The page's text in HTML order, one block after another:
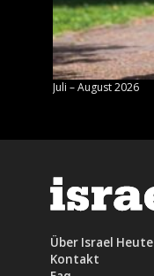
Juli – August 2026
Über Israel Heute
Kontakt